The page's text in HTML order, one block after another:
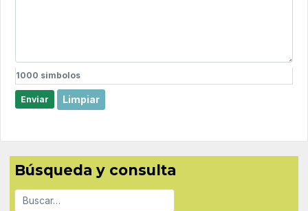
1000 simbolos
Enviar Limpiar
Búsqueda y consulta
Buscar